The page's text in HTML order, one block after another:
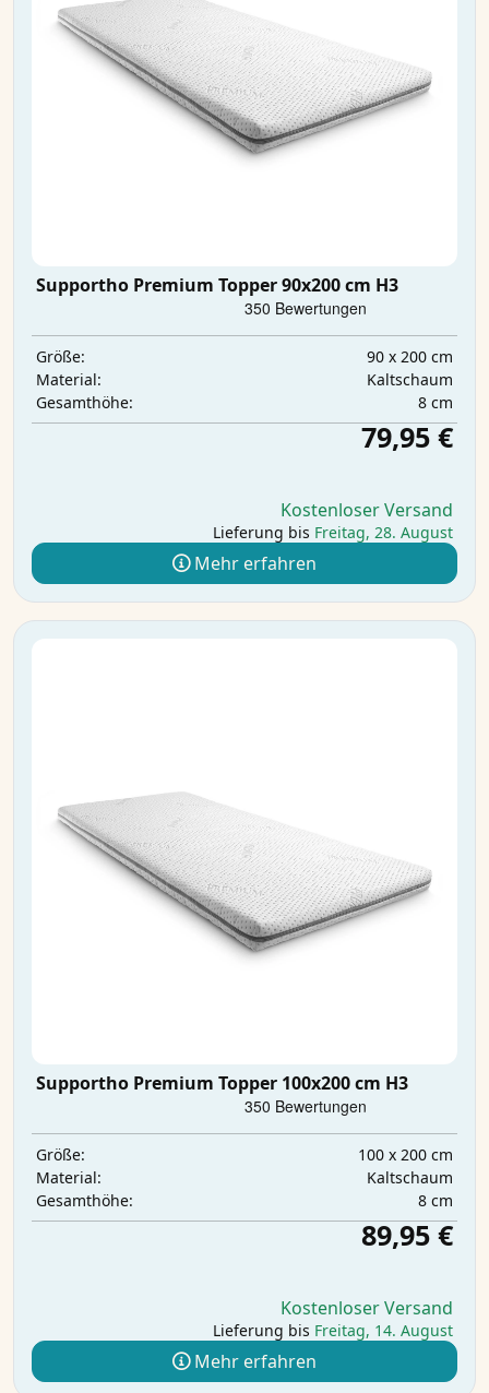
Supportho Premium Topper 90x200 cm H3
Größe:
90 x 200 cm
Material:
Kaltschaum
Gesamthöhe:
8 cm
79,95 €
Kostenloser Versand
Lieferung bis Freitag, 28. August
Mehr erfahren
Supportho Premium Topper 100x200 cm H3
Größe:
100 x 200 cm
Material:
Kaltschaum
Gesamthöhe:
8 cm
89,95 €
Kostenloser Versand
Lieferung bis Freitag, 14. August
Mehr erfahren